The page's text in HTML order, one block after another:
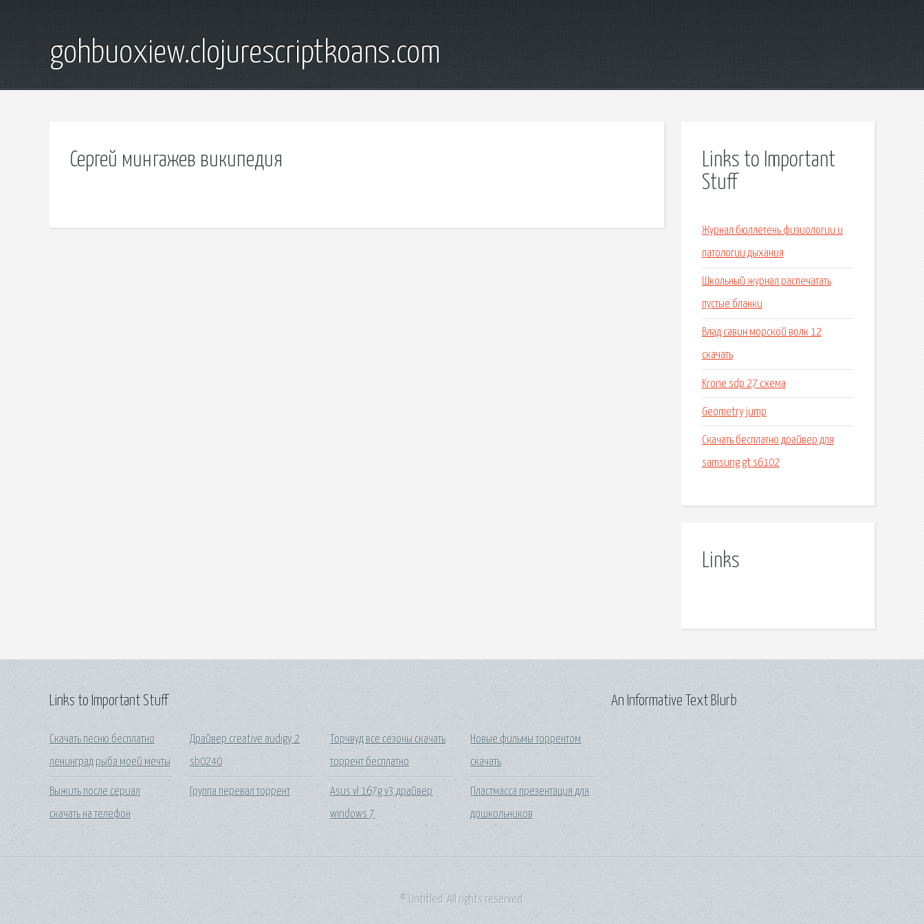
gohbuoxiew.clojurescriptkoans.com
Сергей мингажев википедия
Links to Important
Stuff
Журнал бюллетень физиологии и
патологии дыхания
Школьный журнал распечатать
пустые бланки
Влад савин морской волк 12
скачать
Krone sdp 27 схема
Geometry jump
Скачать бесплатно драйвер для
samsung gt s6102
Links
Links to Important Stuff
Скачать песню бесплатно
ленинград рыба моей мечты
Выжить после сериал
скачать на телефон
Драйвер creative audigy 2
sb0240
Группа перевал торрент
Торчвуд все сезоны скачать
торрент бесплатно
Asus vl 167g v3 драйвер
windows 7
Новые фильмы торрентом
скачать
Пластмасса презентация для
дошкольников
An Informative Text Blurb
© Untitled. All rights reserved.